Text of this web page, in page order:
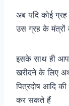
अब यदि कोई ग्रह
उस ग्रह के मंत्रों
इसके साथ ही आप
खरीदने के लिए
पित्रदोष आदि
कर सकते हैं